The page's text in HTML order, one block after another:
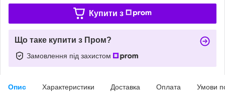
Купити з
Що таке купити з Пром?
Замовлення під захистом
Опис Характеристики Доставка Оплата Умови